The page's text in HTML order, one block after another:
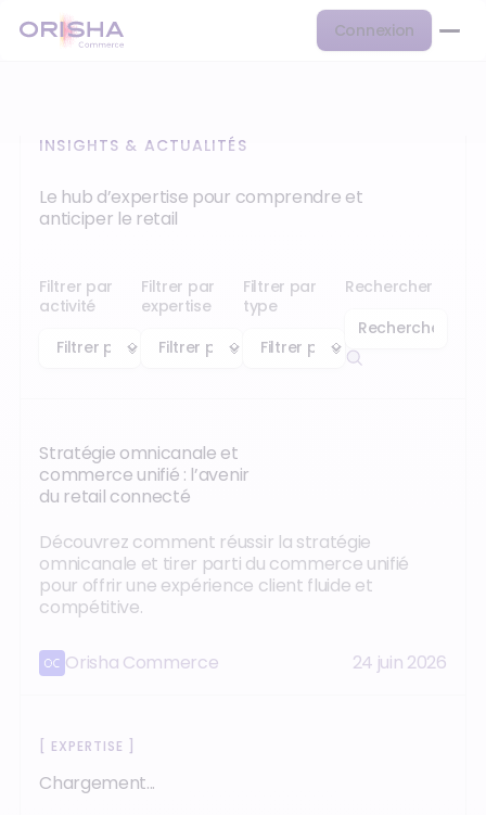
Connexion
INSIGHTS & ACTUALITÉS
Le hub d’expertise pour comprendre et
anticiper le retail
Filtrer par
activité
Filtrer par
expertise
Filtrer par
type
Rechercher
Stratégie omnicanale et
commerce unifié : l’avenir
du retail connecté
Découvrez comment réussir la stratégie
omnicanale et tirer parti du commerce unifié
pour offrir une expérience client fluide et
compétitive.
Orisha Commerce 24 juin 2026
EXPERTISE
Chargement...